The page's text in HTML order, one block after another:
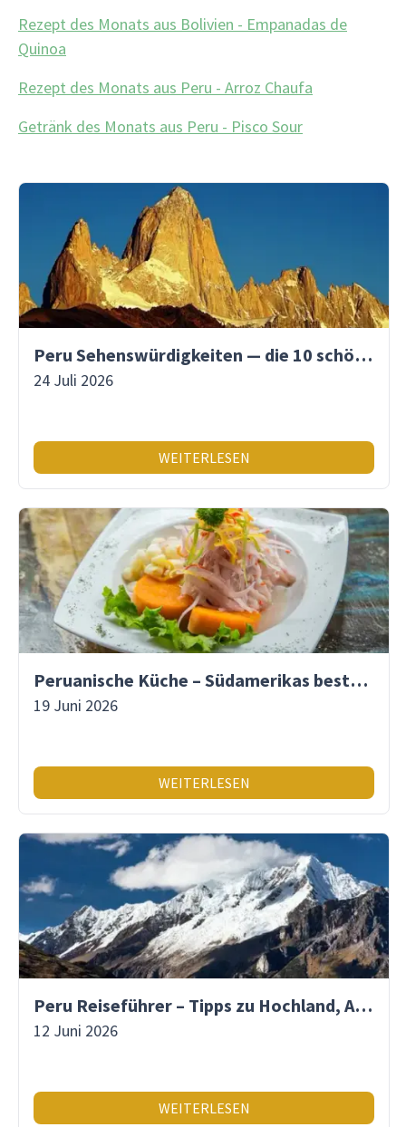
Rezept des Monats aus Bolivien - Empanadas de
Quinoa
Rezept des Monats aus Peru - Arroz Chaufa
Getränk des Monats aus Peru - Pisco Sour
Peru Sehenswürdigkeiten — die 10 schönsten Orte
24 Juli 2026
WEITERLESEN
Peruanische Küche – Südamerikas beste Gastronomie
19 Juni 2026
WEITERLESEN
Peru Reiseführer – Tipps zu Hochland, Amazonas & Inka-Erbe
12 Juni 2026
WEITERLESEN